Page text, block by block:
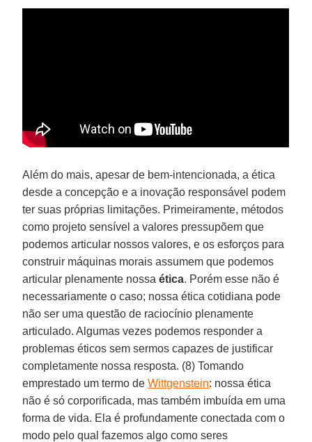
Além do mais, apesar de bem-intencionada, a ética
desde a concepção e a inovação responsável podem
ter suas próprias limitações. Primeiramente, métodos
como projeto sensível a valores pressupõem que
podemos articular nossos valores, e os esforços para
construir máquinas morais assumem que podemos
articular plenamente nossaética. Porém esse não é
necessariamente o caso; nossa ética cotidiana pode
não ser uma questão de raciocínio plenamente
articulado. Algumas vezes podemos responder a
problemas éticos sem sermos capazes de justificar
completamente nossa resposta. (8) Tomando
emprestado um termo deWittgenstein: nossa ética
não é só corporificada, mas também imbuída em uma
forma de vida. Ela é profundamente conectada com o
modo pelo qual fazemos algo como seres